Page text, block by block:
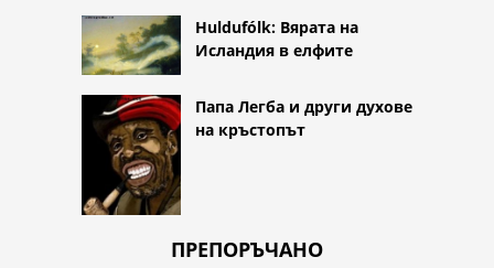
Huldufólk: Вярата на
Исландия в елфите
Папа Легба и други духове
на кръстопът
ПРЕПОРЪЧАНО